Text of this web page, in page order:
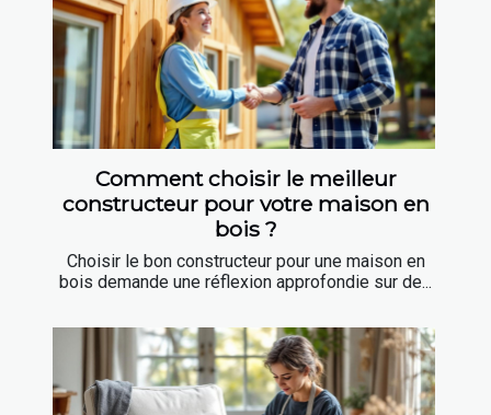
Comment choisir le meilleur
constructeur pour votre maison en
bois ?
Choisir le bon constructeur pour une maison en
bois demande une réflexion approfondie sur de...